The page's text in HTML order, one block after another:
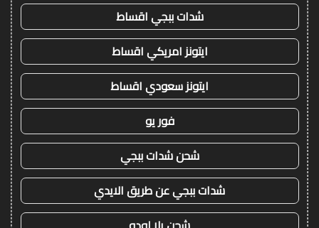
شدات ببجي اقساط
ايتونز امريكي اقساط
ايتونز سعودي اقساط
فور يو
شحن شدات ببجي
شدات ببجي عن طريق الايدي